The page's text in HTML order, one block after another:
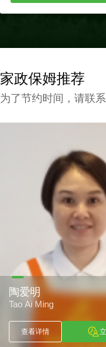
家政保姆推荐
为了节约时间，请联
陶爱明
Tao Ai Ming
查看详情